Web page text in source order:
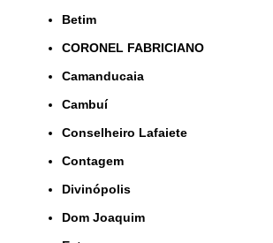
Betim
CORONEL FABRICIANO
Camanducaia
Cambuí
Conselheiro Lafaiete
Contagem
Divinópolis
Dom Joaquim